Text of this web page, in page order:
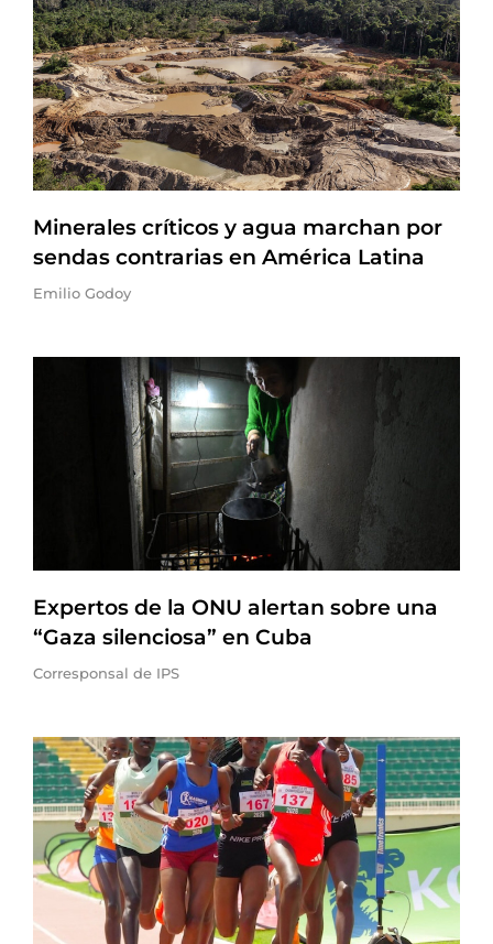
Minerales críticos y agua marchan por
sendas contrarias en América Latina
Emilio Godoy
Expertos de la ONU alertan sobre una
“Gaza silenciosa” en Cuba
Corresponsal de IPS